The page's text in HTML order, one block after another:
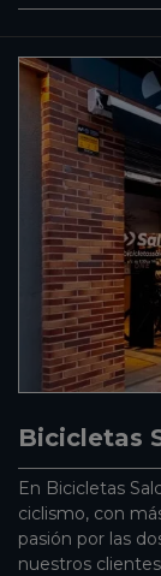
Bicicletas
En Bicicletas
ciclismo, con
pasión por las
nuestros